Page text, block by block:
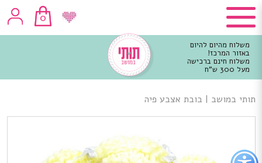
כפתור
0
משלוח מהיום להיום
באזור המרכז!
משלוח חינם ברכישה
מעל 300 ש"ח
מרכזי
תותי במושב | בובת אצבע פיה